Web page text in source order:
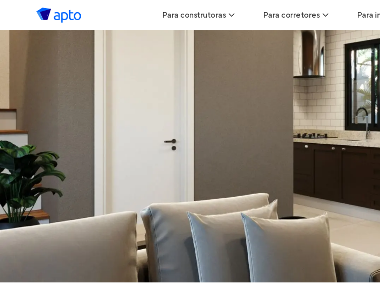
Para construtoras
Parcerias Imobiliárias
Para corretores
Leads para Corretores
Corretor+
Parcerias imobiliárias
Hub de Corretores
Perfil Verificado
Para